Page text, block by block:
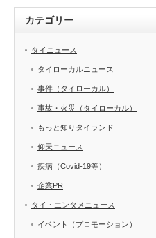
カテゴリー
タイニュース
タイローカルニュース
事件（タイローカル）
事故・火災（タイローカル）
もっと知りタイランド
仰天ニュース
疾病（Covid-19等）
企業PR
タイ・エンタメニュース
イベント（プロモーション）